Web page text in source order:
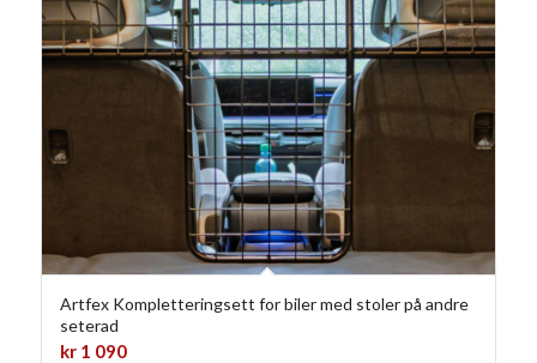
Artfex Kompletteringsett for biler med stoler på andre
seterad
kr1 090